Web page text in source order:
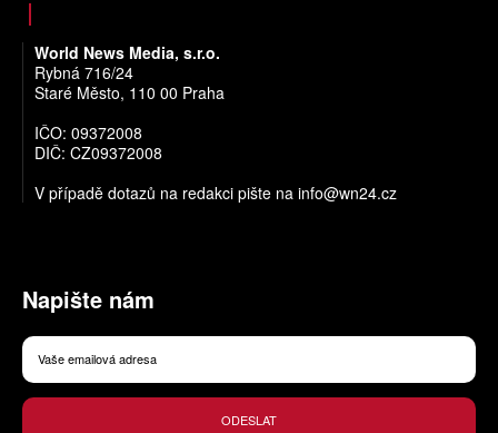
World News Media, s.r.o.
Rybná 716/24
Staré Město, 110 00 Praha
IČO: 09372008
DIČ: CZ09372008
V případě dotazů na redakci pište na info@wn24.cz
Napište nám
ODESLAT